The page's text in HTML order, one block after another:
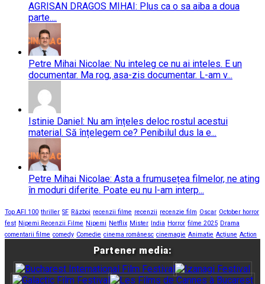
AGRISAN DRAGOS MIHAI: Plus ca o sa aiba a doua
parte....
Petre Mihai Nicolae: Nu inteleg ce nu ai inteles. E un
documentar. Ma rog, asa-zis documentar. L-am v...
Istinie Daniel: Nu am înțeles deloc rostul acestui
material. Să înțelegem ce? Penibilul dus la e...
Petre Mihai Nicolae: Asta a frumusețea filmelor, ne ating
în moduri diferite. Poate eu nu l-am interp...
Top AFI 100 thriller SF Război recenzii filme recenzii recenzie film Oscar October horror
fest Nipemi Recenzii Filme Nipemi Netflix Mister India Horror filme 2025 Drama
comentarii filme comedy Comedie cinema românesc cinemagie Animatie Acțiune Action
Partener media: